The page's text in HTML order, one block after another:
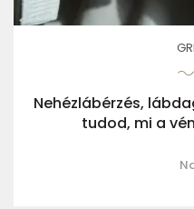
Nehézlábérzés,
tudod, mi a